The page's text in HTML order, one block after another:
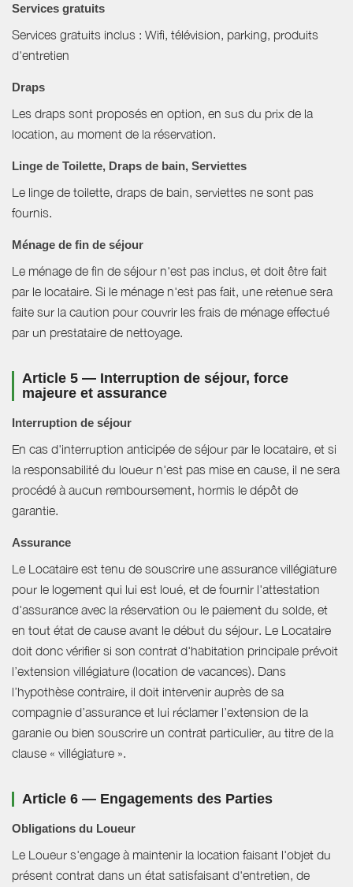
Services gratuits
Services gratuits inclus : Wifi, télévision, parking, produits
d'entretien
Draps
Les draps sont proposés en option, en sus du prix de la
location, au moment de la réservation.
Linge de Toilette, Draps de bain, Serviettes
Le linge de toilette, draps de bain, serviettes ne sont pas
fournis.
Ménage de fin de séjour
Le ménage de fin de séjour n'est pas inclus, et doit être fait
par le locataire. Si le ménage n'est pas fait, une retenue sera
faite sur la caution pour couvrir les frais de ménage effectué
par un prestataire de nettoyage.
Article 5 — Interruption de séjour, force
majeure et assurance
Interruption de séjour
En cas d'interruption anticipée de séjour par le locataire, et si
la responsabilité du loueur n'est pas mise en cause, il ne sera
procédé à aucun remboursement, hormis le dépôt de
garantie.
Assurance
Le Locataire est tenu de souscrire une assurance villégiature
pour le logement qui lui est loué, et de fournir l'attestation
d'assurance avec la réservation ou le paiement du solde, et
en tout état de cause avant le début du séjour. Le Locataire
doit donc vérifier si son contrat d'habitation principale prévoit
l’extension villégiature (location de vacances). Dans
l’hypothèse contraire, il doit intervenir auprès de sa
compagnie d’assurance et lui réclamer l’extension de la
garanie ou bien souscrire un contrat particulier, au titre de la
clause « villégiature ».
Article 6 — Engagements des Parties
Obligations du Loueur
Le Loueur s'engage à maintenir la location faisant l'objet du
présent contrat dans un état satisfaisant d'entretien, de